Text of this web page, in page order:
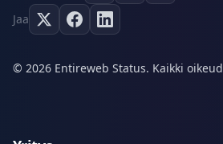
Jaa
© 2026 Entireweb Status. Kaikki